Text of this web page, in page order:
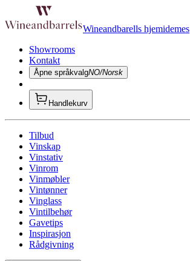
Wineandbarells hjemidemes
Showrooms
Kontakt
Åpne språkvalgNO/Norsk
Handlekurv
Tilbud
Vinskap
Vinstativ
Vinrom
Vinmøbler
Vintønner
Vinglass
Vintilbehør
Gavetips
Inspirasjon
Rådgivning